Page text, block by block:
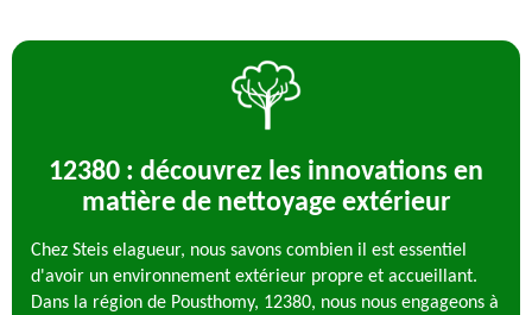
12380 : découvrez les innovations en
matière de nettoyage extérieur
Chez Steis elagueur, nous savons combien il est essentiel
d'avoir un environnement extérieur propre et accueillant.
Dans la région de Pousthomy, 12380, nous nous engageons à